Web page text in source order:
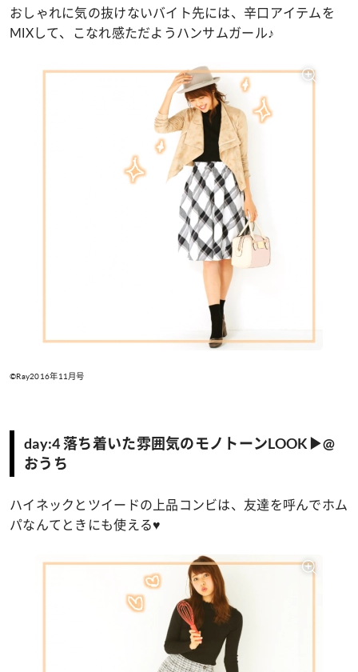
おしゃれに気の抜けないバイト先には、辛口アイテムを
MIXして、こなれ感ただようハンサムガール♪
©Ray2016年11月号
day:4 落ち着いた雰囲気のモノトーンLOOK▶@
おうち
ハイネックとツイードの上品コンビは、友達を呼んでホム
パなんてときにも使える♥